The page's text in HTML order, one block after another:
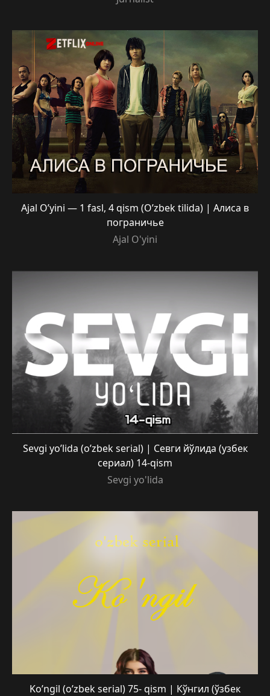
Ajal O’yini — 1 fasl, 4 qism (O’zbek tilida) | Алиса в
пограничье
Ajal O'yini
Sevgi yo’lida (o’zbek serial) | Севги йўлида (узбек
сериал) 14-qism
Sevgi yo'lida
Ko’ngil (o’zbek serial) 75- qism | Кўнгил (ўзбек